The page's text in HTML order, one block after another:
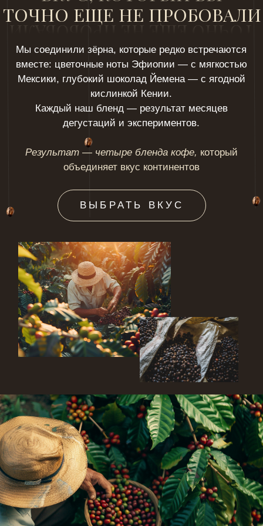
ЗЁРНА ОТ ПРОВЕРЕННЫХ
ФЕРМЕРОВ
Наш кофе — не из общих биржевых лотов. Мы
заключаем прямые контракты с небольшими
хозяйствамив Африке, Азии и Латинской
Америке.Мы сами ездили на фермы, общались
с фермерами и отбирали лучших поставщиков.
Чтобы создать тот самый неповторимый
вкус.
ОБЖАРИВАЕМ НА
ЛЕГЕНДАРНЫХ РОСТЕРАХ
PROBAT